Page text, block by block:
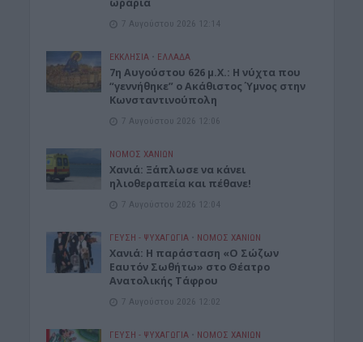
ωράρια
7 Αυγούστου 2026 12:14
ΕΚΚΛΗΣΙΑ • ΕΛΛΑΔΑ
7η Αυγούστου 626 μ.Χ.: Η νύχτα που
“γεννήθηκε” ο Ακάθιστος Ύμνος στην
Κωνσταντινούπολη
7 Αυγούστου 2026 12:06
ΝΟΜΌΣ ΧΑΝΊΩΝ
Χανιά: Ξάπλωσε να κάνει
ηλιοθεραπεία και πέθανε!
7 Αυγούστου 2026 12:04
ΓΕΎΣΗ - ΨΥΧΑΓΩΓΊΑ • ΝΟΜΌΣ ΧΑΝΊΩΝ
Χανιά: Η παράσταση «Ο Σώζων
Εαυτόν Σωθήτω» στο Θέατρο
Ανατολικής Τάφρου
7 Αυγούστου 2026 12:02
ΓΕΎΣΗ - ΨΥΧΑΓΩΓΊΑ • ΝΟΜΌΣ ΧΑΝΊΩΝ